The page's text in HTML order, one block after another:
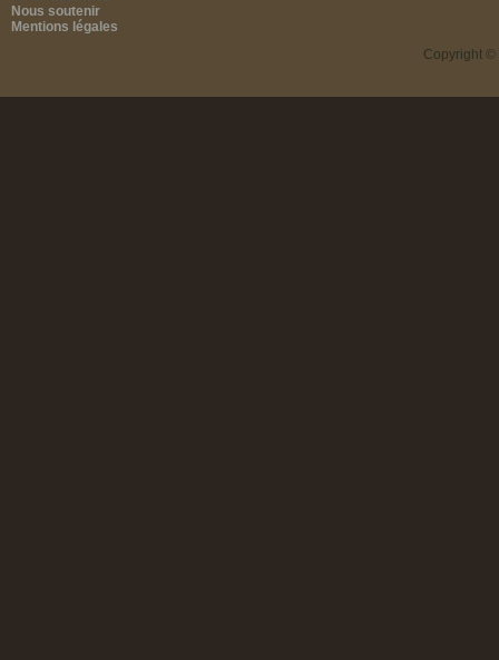
Nous soutenir
Mentions légales
Copyright ©